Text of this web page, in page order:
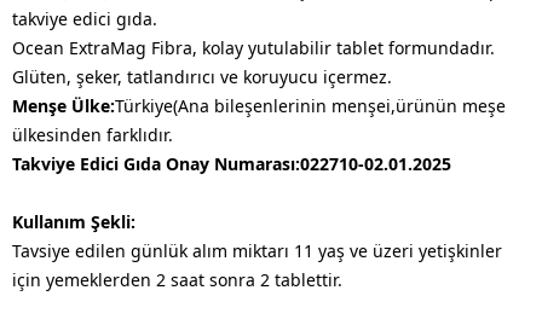
takviye edici gıda.
Ocean ExtraMag Fibra, kolay yutulabilir tablet formundadır.
Glüten, şeker, tatlandırıcı ve koruyucu içermez.
Menşe Ülke:Türkiye(Ana bileşenlerinin menşei,ürünün meşe
ülkesinden farklıdır.
Takviye Edici Gıda Onay Numarası:022710-02.01.2025
Kullanım Şekli:
Tavsiye edilen günlük alım miktarı 11 yaş ve üzeri yetişkinler
için yemeklerden 2 saat sonra 2 tablettir.